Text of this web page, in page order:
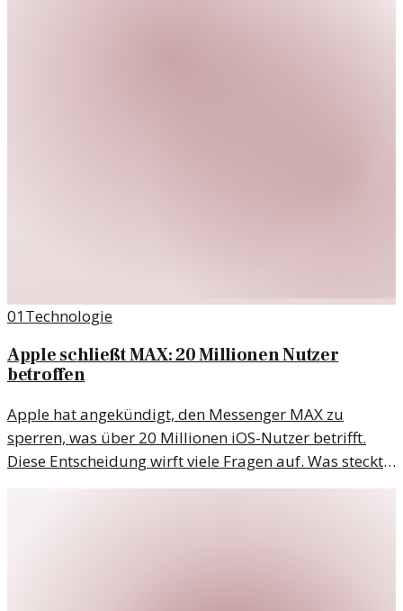
01Technologie
Apple schließt MAX: 20 Millionen Nutzer
betroffen
Apple hat angekündigt, den Messenger MAX zu
sperren, was über 20 Millionen iOS-Nutzer betrifft.
Diese Entscheidung wirft viele Fragen auf. Was steckt
hinter diesem Schritt?